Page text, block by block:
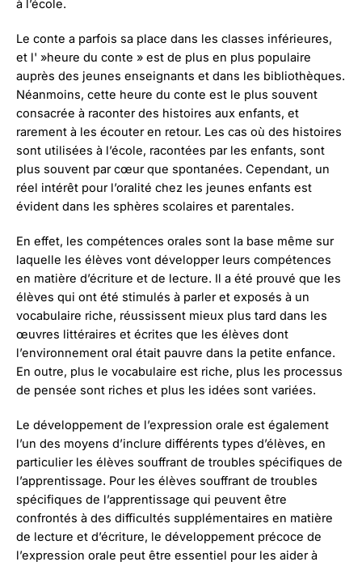
à l’école.
Le conte a parfois sa place dans les classes inférieures,
et l' »heure du conte » est de plus en plus populaire
auprès des jeunes enseignants et dans les bibliothèques.
Néanmoins, cette heure du conte est le plus souvent
consacrée à raconter des histoires aux enfants, et
rarement à les écouter en retour. Les cas où des histoires
sont utilisées à l’école, racontées par les enfants, sont
plus souvent par cœur que spontanées. Cependant, un
réel intérêt pour l’oralité chez les jeunes enfants est
évident dans les sphères scolaires et parentales.
En effet, les compétences orales sont la base même sur
laquelle les élèves vont développer leurs compétences
en matière d’écriture et de lecture. Il a été prouvé que les
élèves qui ont été stimulés à parler et exposés à un
vocabulaire riche, réussissent mieux plus tard dans les
œuvres littéraires et écrites que les élèves dont
l’environnement oral était pauvre dans la petite enfance.
En outre, plus le vocabulaire est riche, plus les processus
de pensée sont riches et plus les idées sont variées.
Le développement de l’expression orale est également
l’un des moyens d’inclure différents types d’élèves, en
particulier les élèves souffrant de troubles spécifiques de
l’apprentissage. Pour les élèves souffrant de troubles
spécifiques de l’apprentissage qui peuvent être
confrontés à des difficultés supplémentaires en matière
de lecture et d’écriture, le développement précoce de
l’expression orale peut être essentiel pour les aider à